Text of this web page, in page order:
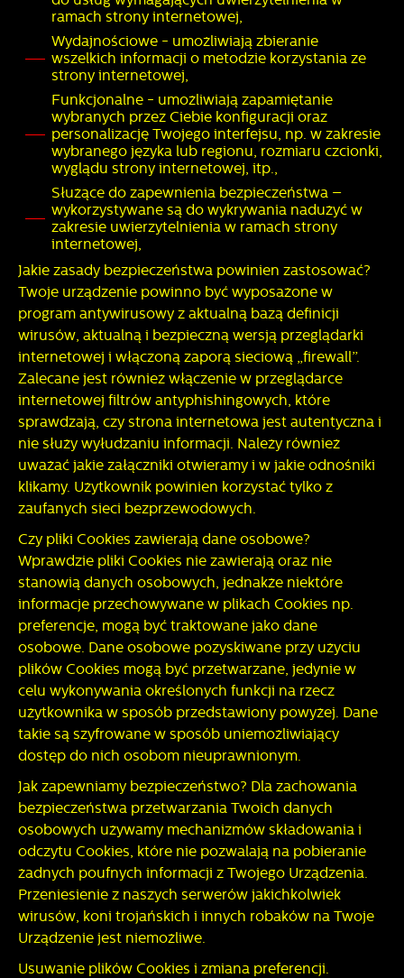
ramach strony internetowej,
Wydajnościowe - umożliwiają zbieranie
wszelkich informacji o metodzie korzystania ze
strony internetowej,
Funkcjonalne - umożliwiają zapamiętanie
wybranych przez Ciebie konfiguracji oraz
personalizację Twojego interfejsu, np. w zakresie
wybranego języka lub regionu, rozmiaru czcionki,
wyglądu strony internetowej, itp.,
Służące do zapewnienia bezpieczeństwa –
wykorzystywane są do wykrywania nadużyć w
zakresie uwierzytelnienia w ramach strony
internetowej,
Jakie zasady bezpieczeństwa powinien zastosować?
Twoje urządzenie powinno być wyposażone w
program antywirusowy z aktualną bazą definicji
wirusów, aktualną i bezpieczną wersją przeglądarki
internetowej i włączoną zaporą sieciową „firewall”.
Zalecane jest również włączenie w przeglądarce
internetowej filtrów antyphishingowych, które
sprawdzają, czy strona internetowa jest autentyczna i
nie służy wyłudzaniu informacji. Należy również
uważać jakie załączniki otwieramy i w jakie odnośniki
klikamy. Użytkownik powinien korzystać tylko z
zaufanych sieci bezprzewodowych.
Czy pliki Cookies zawierają dane osobowe?
Wprawdzie pliki Cookies nie zawierają oraz nie
stanowią danych osobowych, jednakże niektóre
informacje przechowywane w plikach Cookies np.
preferencje, mogą być traktowane jako dane
osobowe. Dane osobowe pozyskiwane przy użyciu
plików Cookies mogą być przetwarzane, jedynie w
celu wykonywania określonych funkcji na rzecz
użytkownika w sposób przedstawiony powyżej. Dane
takie są szyfrowane w sposób uniemożliwiający
dostęp do nich osobom nieuprawnionym.
Jak zapewniamy bezpieczeństwo? Dla zachowania
bezpieczeństwa przetwarzania Twoich danych
osobowych używamy mechanizmów składowania i
odczytu Cookies, które nie pozwalają na pobieranie
żadnych poufnych informacji z Twojego Urządzenia.
Przeniesienie z naszych serwerów jakichkolwiek
wirusów, koni trojańskich i innych robaków na Twoje
Urządzenie jest niemożliwe.
Usuwanie plików Cookies i zmiana preferencji.